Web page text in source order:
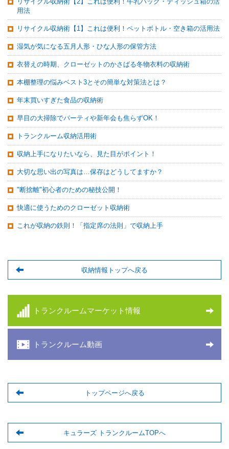
用法
リサイクル収納術【1】これは便利！ペットボトル・空き箱の活用法
湿気が気になる五月人形・ひな人形の保管方法
衣替えの時期、クローゼットのかさばる冬物衣料の収納術
本棚整理の悩みベスト3とその簡単な対策法とは？
年末買いすぎた食品の収納術
早目の大掃除でパーティや新年会も焦らずOK！
トランクルーム収納活用術
収納上手になりたいなら、見た目がポイント！
大切な思い出の写真は…保存はどうしてますか？
"断捨離"初心者のための秘技公開！
快適に使うためのクローゼット収納術
これが収納の鉄則！「指定席の法則」で収納上手
収納情報トップへ戻る
トランクルームマーケット情報
トランクルーム動画
トップページへ戻る
キュラーズ トランクルームTOPへ